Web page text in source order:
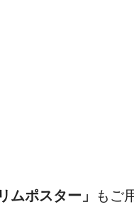
ムポスター」
もご